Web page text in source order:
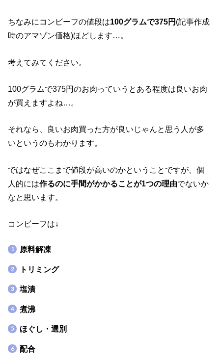
ちなみにコンビーフの値段は100グラムで375円 (記事作成
時のアマゾン価格)ほどします…。
考えてみてください。
100グラムで375円のお肉っていうとある程度は良いお肉
が買えますよね…。
それなら、良いお肉買った方が良いじゃんと思う人が多
いというのもわかります。
ではなぜここまで値段が高いのかということですが、個
人的には作るのに手間がかかることが1つの理由でないか
なと思います。
コンビーフは↓
原料解凍
トリミング
塩漬
煮沸
ほぐし・選別
配合